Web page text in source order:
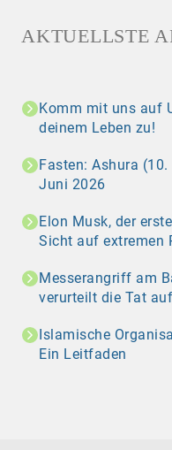
AKTUELLSTE
Komm mit uns auf
deinem Leben zu!
Fasten: Ashura
Juni 2026
Elon Musk, der
Sicht auf extremen
Messerangriff am
verurteilt die Tat
Islamische
Ein Leitfaden